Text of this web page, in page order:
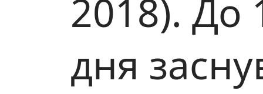
2018). До
дня